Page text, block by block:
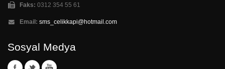
Faks: 0312 354 55 61
Email: sms_celikkapi@hotmail.com
Sosyal Medya